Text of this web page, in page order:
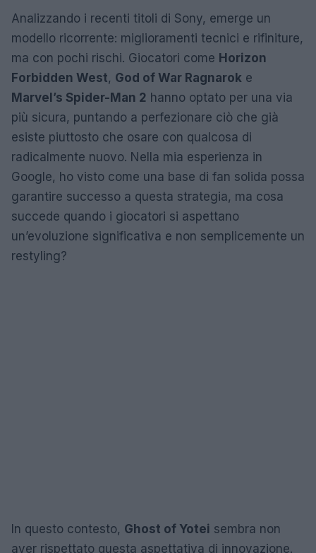
Analizzando i recenti titoli di Sony, emerge un
modello ricorrente: miglioramenti tecnici e rifiniture,
ma con pochi rischi. Giocatori come Horizon
Forbidden West, God of War Ragnarok e
Marvel’s Spider-Man 2 hanno optato per una via
più sicura, puntando a perfezionare ciò che già
esiste piuttosto che osare con qualcosa di
radicalmente nuovo. Nella mia esperienza in
Google, ho visto come una base di fan solida possa
garantire successo a questa strategia, ma cosa
succede quando i giocatori si aspettano
un’evoluzione significativa e non semplicemente un
restyling?
In questo contesto, Ghost of Yotei sembra non
aver rispettato questa aspettativa di innovazione.